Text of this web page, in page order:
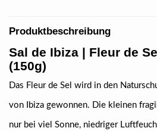
Produktbeschreibung
Sal de Ibiza | Fleur de
(150g)
Das Fleur de Sel wird in den
von Ibiza gewonnen. Die kleinen
nur bei viel Sonne, niedriger